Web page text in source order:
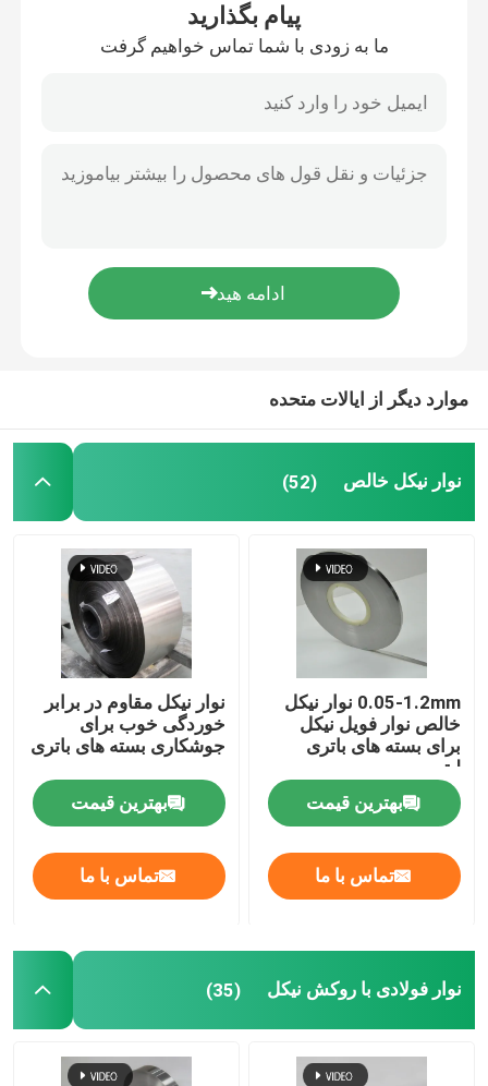
نوار نیکل خالص
نوار فولادی با روکش نیکل
نوار نیکل مس
نوار مسی نیکل اندود
نوار آلیاژ نیکل آهن
کانکتور باتری لیتیومی
قطعات مهر زنی فلزی
کانکتور باسبار باتری
رول فویل قلع
پیام بگذارید
ما به زودی با شما تماس خواهیم گرفت
موارد دیگر از ایالات متحده
نوار نیکل خالص (52)
0.05-1.2mm نوار نیکل
خالص نوار فویل نیکل
برای بسته های باتری
لیتیومی
بهترین قیمت
تماس با ما
نوار نیکل مقاوم در برابر
خوردگی خوب برای
جوشکاری بسته های باتری
بهترین قیمت
تماس با ما
نوار فولادی با روکش نیکل (35)